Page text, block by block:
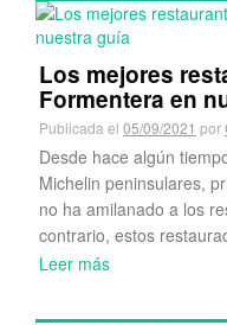
Los mejores
Formentera en
Publicada el 05/09/2021 por
Desde hace algún
Michelin peninsulares,
no ha amilanado a los
contrario, estos
Leer más